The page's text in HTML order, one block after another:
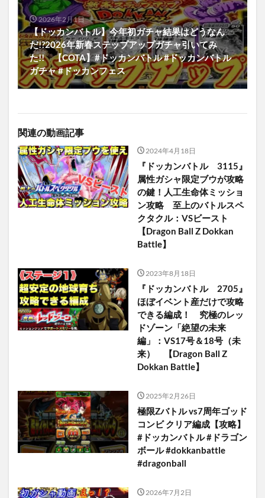
2026年2月1日
【ドッカンバトル】今年初ガチャ結果はどうなん
だ!?2026年新春ステップアップガチャ引いてみ
た!! 【COTA】#ドッカンバトル #ドッカンバトル
ガチャ #ドッカンフェス
関連の動画記事
2024年4月18日
『ドッカンバトル 3115』
属性ガシャ限定ブウが攻略
の鍵！人工生命体ミッショ
ン攻略 至上のバトルスペ
クタクル：VSビースト
【Dragon Ball Z Dokkan
Battle】
2023年8月18日
『ドッカンバトル 2705』
ほぼイベント産だけで攻略
できる編成！ 究極のレッ
ドゾーン「絶望の未来
編」：VS17号＆18号（未
来） 【Dragon Ball Z
Dokkan Battle】
2025年2月26日
極限Zバトル vs7周年ゴッド
コンビ クリア編成【攻略】
#ドッカンバトル #ドラゴン
ボール #dokkanbattle
#dragonball
2026年7月2日